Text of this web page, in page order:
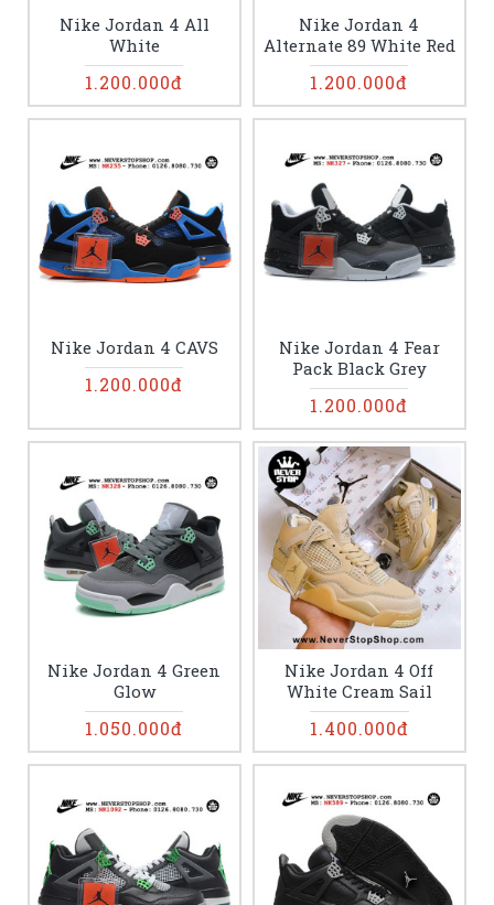
Nike Jordan 4 All
White
1.200.000đ
Nike Jordan 4
Alternate 89 White Red
1.200.000đ
Nike Jordan 4 CAVS
1.200.000đ
Nike Jordan 4 Fear
Pack Black Grey
1.200.000đ
Nike Jordan 4 Green
Glow
1.050.000đ
Nike Jordan 4 Off
White Cream Sail
1.400.000đ